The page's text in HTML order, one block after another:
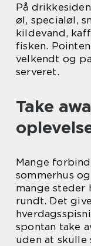
På
øl, specialøl,
kildevand,
fisken.
velkendt og
serveret.
Take
Mange
sommerhus
mange steder
rundt. Det
spontan take
uden at skulle